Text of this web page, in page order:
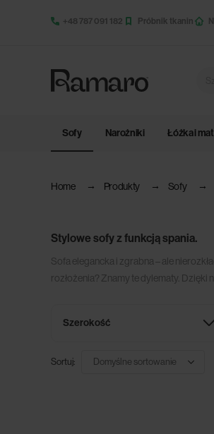
+48 787 091 182 Próbnik tkanin
Sofy Narożniki Łóżka i
Home Produkty Sofy
Stylowe sofy z funkcją spania.
Sofa elegancka i zgrabna – ale
rozłożenia? Znamy te dylematy. Dzięki
Szerokość
Sortuj: